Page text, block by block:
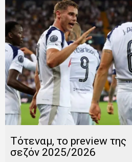
Τότεναμ, το preview της
σεζόν 2025/2026